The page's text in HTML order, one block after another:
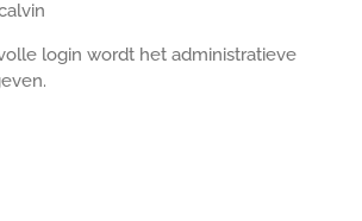
login wordt het administratieve